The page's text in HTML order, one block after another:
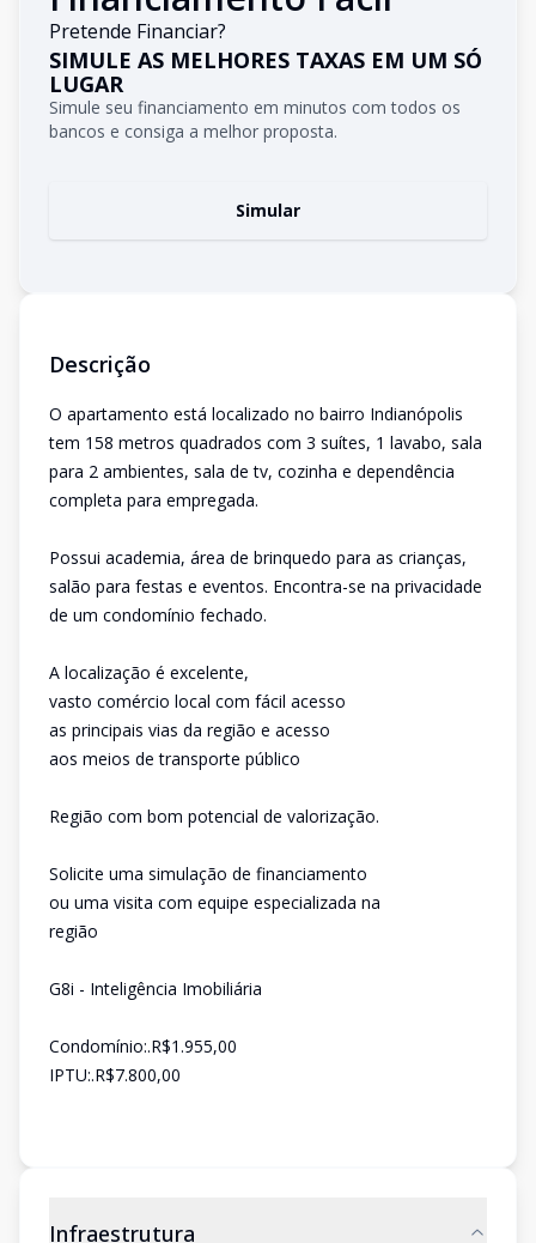
Pretende Financiar?
SIMULE AS MELHORES TAXAS EM UM SÓ
LUGAR
Simule seu financiamento em minutos com todos os
bancos e consiga a melhor proposta.
Simular
Descrição
O apartamento está localizado no bairro Indianópolis
tem 158 metros quadrados com 3 suítes, 1 lavabo, sala
para 2 ambientes, sala de tv, cozinha e dependência
completa para empregada.
Possui academia, área de brinquedo para as crianças,
salão para festas e eventos. Encontra-se na privacidade
de um condomínio fechado.
A localização é excelente,
vasto comércio local com fácil acesso
as principais vias da região e acesso
aos meios de transporte público
Região com bom potencial de valorização.
Solicite uma simulação de financiamento
ou uma visita com equipe especializada na
região
G8i - Inteligência Imobiliária
Condomínio:.R$1.955,00
IPTU:.R$7.800,00
Infraestrutura